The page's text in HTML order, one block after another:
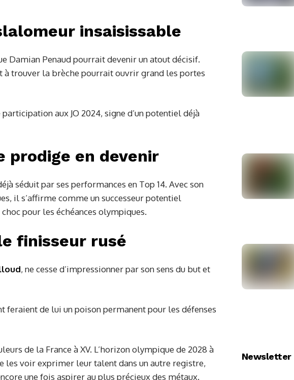
insaisissable
Damian Penaud pourrait devenir un atout décisif.
à trouver la brèche pourrait ouvrir grand les portes
aux JO 2024, signe d’un potentiel déjà
prodige en devenir
séduit par ses performances en Top 14. Avec son
il s’affirme comme un successeur potentiel
pour les échéances olympiques.
finisseur rusé
, ne cesse d’impressionner par son sens du but et
feraient de lui un poison permanent pour les défenses
de la France à XV. L’horizon olympique de 2028 à
les voir exprimer leur talent dans un autre registre,
une fois aspirer au plus précieux des métaux.
Newsletter